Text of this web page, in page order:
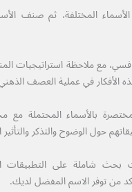
المختلفة، ثم صنف
مع ملاحظة استراتيجيات
الأفكار في عملية العصف
بالأسماء المحتملة مع
حول الوضوح والتذكر
بحث شاملة على التطبيقات
من توفر الاسم المفضل لديك.